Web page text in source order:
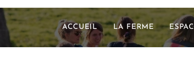
ACCUEIL LA FERME